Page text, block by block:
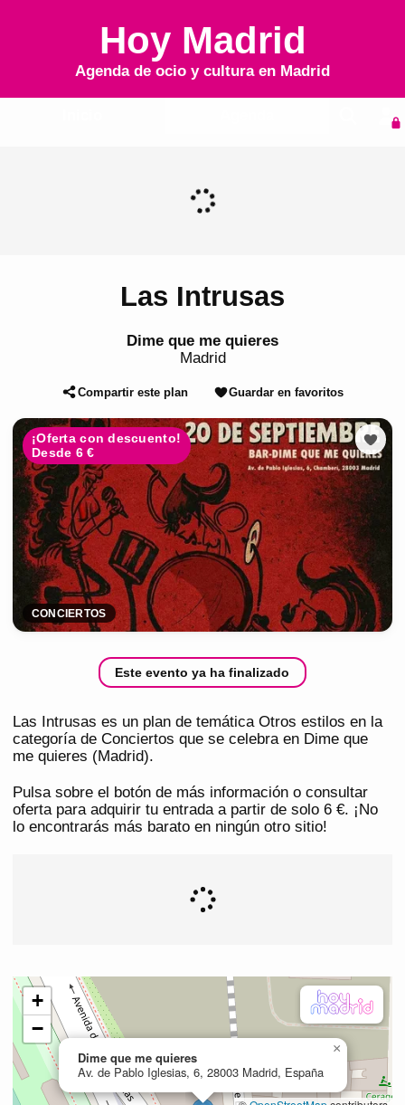
Hoy Madrid
Agenda de ocio y cultura en Madrid
Las Intrusas
Dime que me quieres
Madrid
Compartir este plan Guardar en favoritos
¡Oferta con descuento!
Desde 6 €
CONCIERTOS
Este evento ya ha finalizado
Las Intrusas es un plan de temática Otros estilos en la
categoría de Conciertos que se celebra en Dime que
me quieres (Madrid).
Pulsa sobre el botón de más información o consultar
oferta para adquirir tu entrada a partir de solo 6 €. ¡No
lo encontrarás más barato en ningún otro sitio!